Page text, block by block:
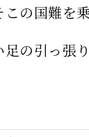
この国難を
足の引っ張